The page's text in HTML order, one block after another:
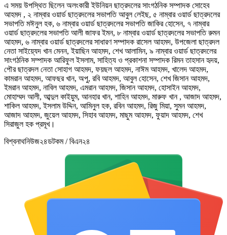
এ সময় উপস্থিত ছিলেন অলংকারী ইউনিয়ন ছাত্রদলের সাংগঠনিক সম্পাদক সোহেব
আহমদ , ২ নাম্বার ওয়ার্ড ছাত্রদলের সভাপতি আবুল লেইছ, ৫ নাম্বার ওয়ার্ড ছাত্রদলের
সভাপতি মঈনুল হক, ৬ নাম্বার ওয়ার্ড ছাত্রদলের সভাপতি জাকির হোসেন, ৭ নাম্বার
ওয়ার্ড ছাত্রদলের সভাপতি আলী জাফর ইমন, ৮ নাম্বার ওয়ার্ড ছাত্রদলের সভাপতি রুমন
আহমদ, ৬ নাম্বার ওয়ার্ড ছাত্রদলের সাধারণ সম্পাদক রাসেল আহমদ, উপজেলা ছাত্রদল
নেতা সাইয়্যেদ খান মেনন, ইয়াছিন আহমদ, শেখ আলামিন, ৯ নাম্বার ওয়ার্ড ছাত্রদলের
সাংগঠনিক সম্পাদক আরিফুল ইসলাম, সাহিত্য ও প্রকাশনা সম্পাদক রিমন তাহসান হৃদয়,
পৌর ছাত্রদল নেতা সোহাগ আহমদ, ফয়ছল আহমদ, নাঈম আহমদ, খালেদ আহমদ,
কামরান আহমদ, আফছর খান, অপু, রবি আহমদ, আবুল হোসেন, শেখ জিসান আহমদ,
ইমরান আহমদ, নাবিল আহমদ, এমরান আহমদ, জিসান আহমদ, হোসাইন আহমদ,
মোহাম্মদ আলী, আব্দুল কাইয়ুম, আনহার খান, শাহিন আহমদ, মারুফ খান , আজাদ আহমদ,
শাকিল আহমদ, ইসলাম উদ্দিন, আমিনুল হক, রবিন আহমদ, রিজু মিয়া, সুমন আহমদ,
আজাদ আহমদ, জুয়েল আহমদ, সিহাব আহমদ, মাছুম আহমদ, ফুয়াদ আহমদ, শেখ
সিরাজুল হক প্রমূখ।
বিশ্বনাথনিউজ২৪ডটকম / বিএন২৪